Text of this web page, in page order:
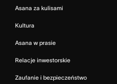
Asana za kulisami
Kultura
Asana w prasie
Relacje inwestorskie
Zaufanie i bezpieczeństwo